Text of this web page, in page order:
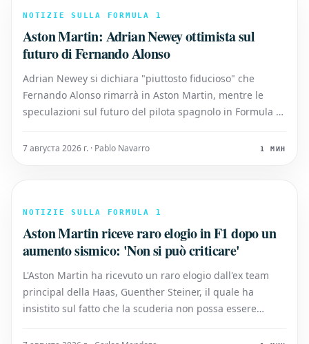
NOTIZIE SULLA FORMULA 1
Aston Martin: Adrian Newey ottimista sul
futuro di Fernando Alonso
Adrian Newey si dichiara "piuttosto fiducioso" che
Fernando Alonso rimarrà in Aston Martin, mentre le
speculazioni sul futuro del pilota spagnolo in Formula 1
contratto di Alonso con la scuderia con sede a
7 августа 2026 г. · Pablo Navarro 1 МИН
NOTIZIE SULLA FORMULA 1
Aston Martin riceve raro elogio in F1 dopo un
aumento sismico: 'Non si può criticare'
L'Aston Martin ha ricevuto un raro elogio dall'ex team
principal della Haas, Guenther Steiner, il quale ha
insistito sul fatto che la scuderia non possa essere